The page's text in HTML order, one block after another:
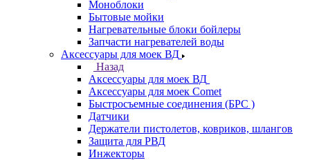
Моноблоки
Бытовые мойки
Нагревательные блоки бойлеры
Запчасти нагревателей воды
Аксессуары для моек ВД
Назад
Аксессуары для моек ВД
Аксессуары для моек Comet
Быстросъемные соединения (БРС )
Датчики
Держатели пистолетов, ковриков, шлангов
Защита для РВД
Инжекторы